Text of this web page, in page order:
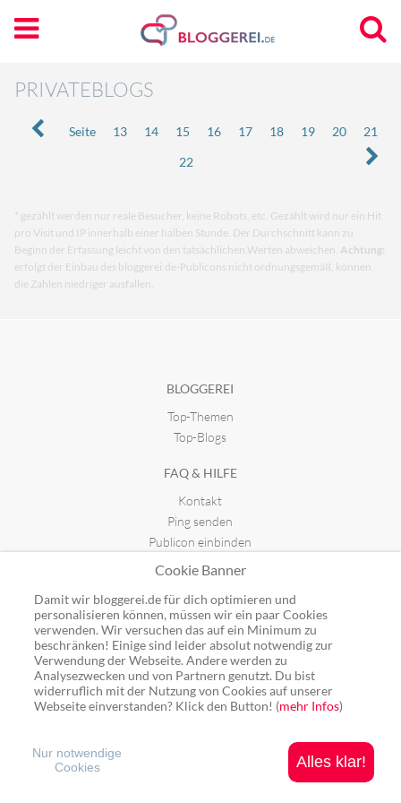
PRIVATEBLOGS
Seite 13 14 15 16 17 18 19 20 21
22
* gezählt werden nur reale Besucher, keine Robots, etc. Gezählt wird nur ein Hit
pro Visit und IP innerhalb einer halben Stunde. Der Durchschnitt kann zu
Beginn der Erfassung leicht von den tatsächlichen Werten abweichen. Achtung:
erfolgt der Einbau des bloggerei.de-Publicons nicht ordnungsgemäß, können
die Zahlen niedriger ausfallen.
BLOGGEREI
Top-Themen
Top-Blogs
FAQ & HILFE
Kontakt
Ping senden
Publicon einbinden
GUTSCHEINE
Top-Gutscheine
Alle Shops
Ping: http://rpc.bloggerei.de/ping/ (*nur für angemeldete Blogs)
Cookie Banner
Damit wir bloggerei.de für dich optimieren und
personalisieren können, müssen wir ein paar Cookies
verwenden. Wir versuchen das auf ein Minimum zu
beschränken! Einige sind leider absolut notwendig zur
Verwendung der Webseite. Andere werden zu
Analysezwecken und von Partnern genutzt. Du bist
widerruflich mit der Nutzung von Cookies auf unserer
Webseite einverstanden? Klick den Button! (mehr Infos)
Alles klar!
Nur notwendige
Cookies